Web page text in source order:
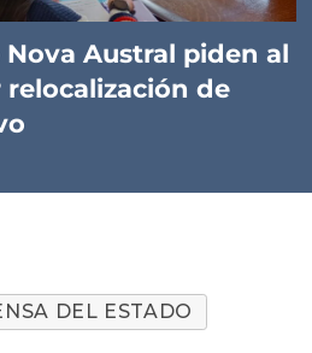
Austral piden al
de
DEL ESTADO